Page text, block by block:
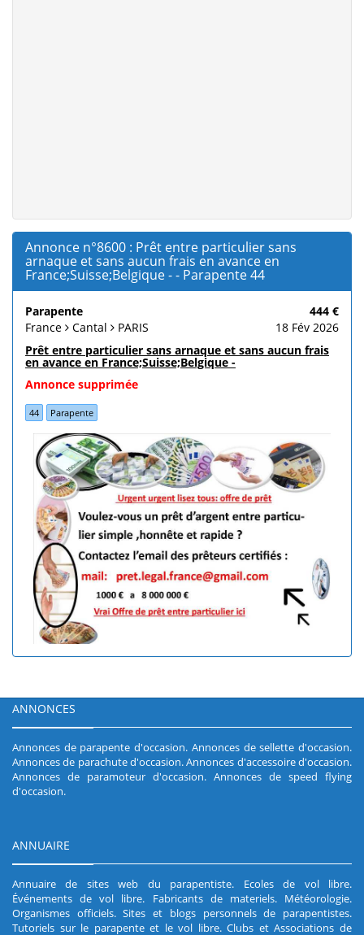
Annonce n°8600 : Prêt entre particulier sans
arnaque et sans aucun frais en avance en
France;Suisse;Belgique - - Parapente 44
Parapente
444 €
France
Cantal PARIS
18 Fév 2026
Prêt entre particulier sans arnaque et sans aucun frais
en avance en France;Suisse;Belgique -
Annonce supprimée
44 Parapente
ANNONCES
Annonces de parapente d'occasion. Annonces de sellette d'occasion.
Annonces de parachute d'occasion.Annonces d'accessoire d'occasion.
Annonces de paramoteur d'occasion. Annonces de speed flying
d'occasion.
ANNUAIRE
Annuaire de sites web du parapentiste. Ecoles de vol libre.
Événements de vol libre. Fabricants de materiels. Météorologie.
Organismes officiels.Sites et blogs personnels de parapentistes.
Tutoriels sur le parapente et le vol libre.Clubs et Associations de